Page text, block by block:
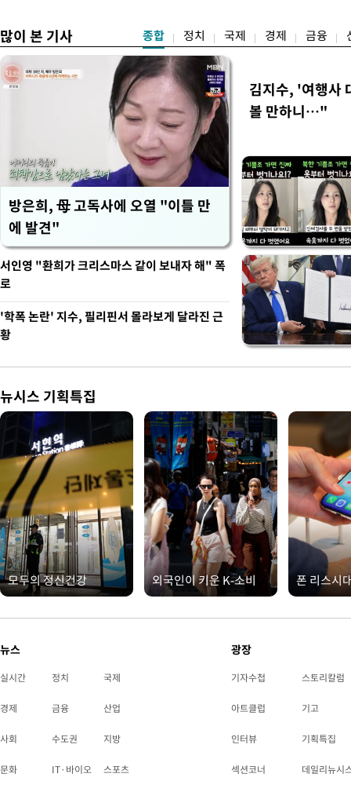
많이 본 기사 종합 정치 국제 경제 금융
방은희, 母 고독사에 오열 "이틀 만
에 발견"
김지수, '여행사
볼 만하니…"
서인영 "환희가 크리스마스 같이 보내자 해" 폭
로
'학폭 논란' 지수, 필리핀서 몰라보게 달라진 근
황
뉴시스 기획특집
모두의 정신건강 외국인이 키운 K-소비 폰 리스시
뉴스
실시간 정치 국제
경제 금융 산업
사회 수도권 지방
문화 IT·바이오 스포츠
광장
기자수첩 스토리칼럼
아트클럽 기고
인터뷰 기획특집
섹션코너 데일리뉴시